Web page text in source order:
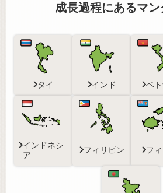
成長過程にあるマ
タイ インド ベ
インドネシ
ア
フィリピン フ